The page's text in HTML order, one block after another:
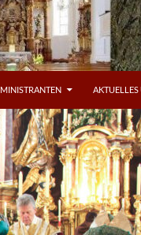
MINISTRANTEN